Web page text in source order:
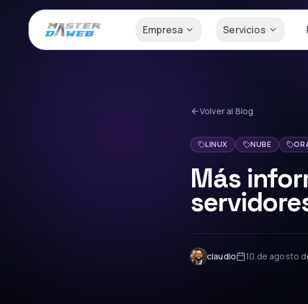
Empresa Servicios
Volver al Blog
LINUX NUBE
Más
claudio 10 de agosto